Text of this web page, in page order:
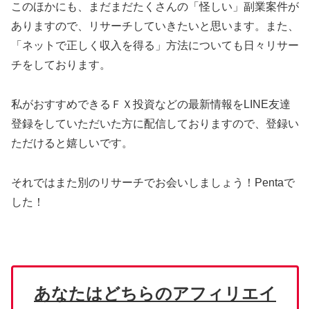
このほかにも、まだまだたくさんの「怪しい」副業案件が
ありますので、リサーチしていきたいと思います。また、
「ネットで正しく収入を得る」方法についても日々リサー
チをしております。
私がおすすめできるＦＸ投資などの最新情報を LINE友達
登録をしていただいた方に配信しておりますので、登録い
ただけると嬉しいです。
それではまた別のリサーチでお会いしましょう！Pentaで
した！
あなたはどちらのアフィリエイ